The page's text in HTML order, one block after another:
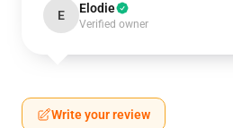
E Elodie
Verified owner
Write your review